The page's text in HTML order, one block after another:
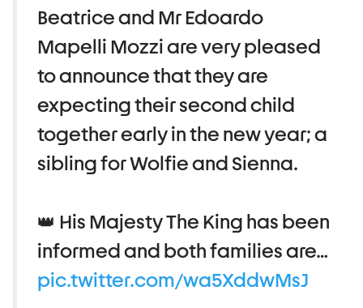
Beatrice and Mr Edoardo
Mapelli Mozzi are very pleased
to announce that they are
expecting their second child
together early in the new year; a
sibling for Wolfie and Sienna.
👑 His Majesty The King has been
informed and both families are…
pic.twitter.com/wa5XddwMsJ